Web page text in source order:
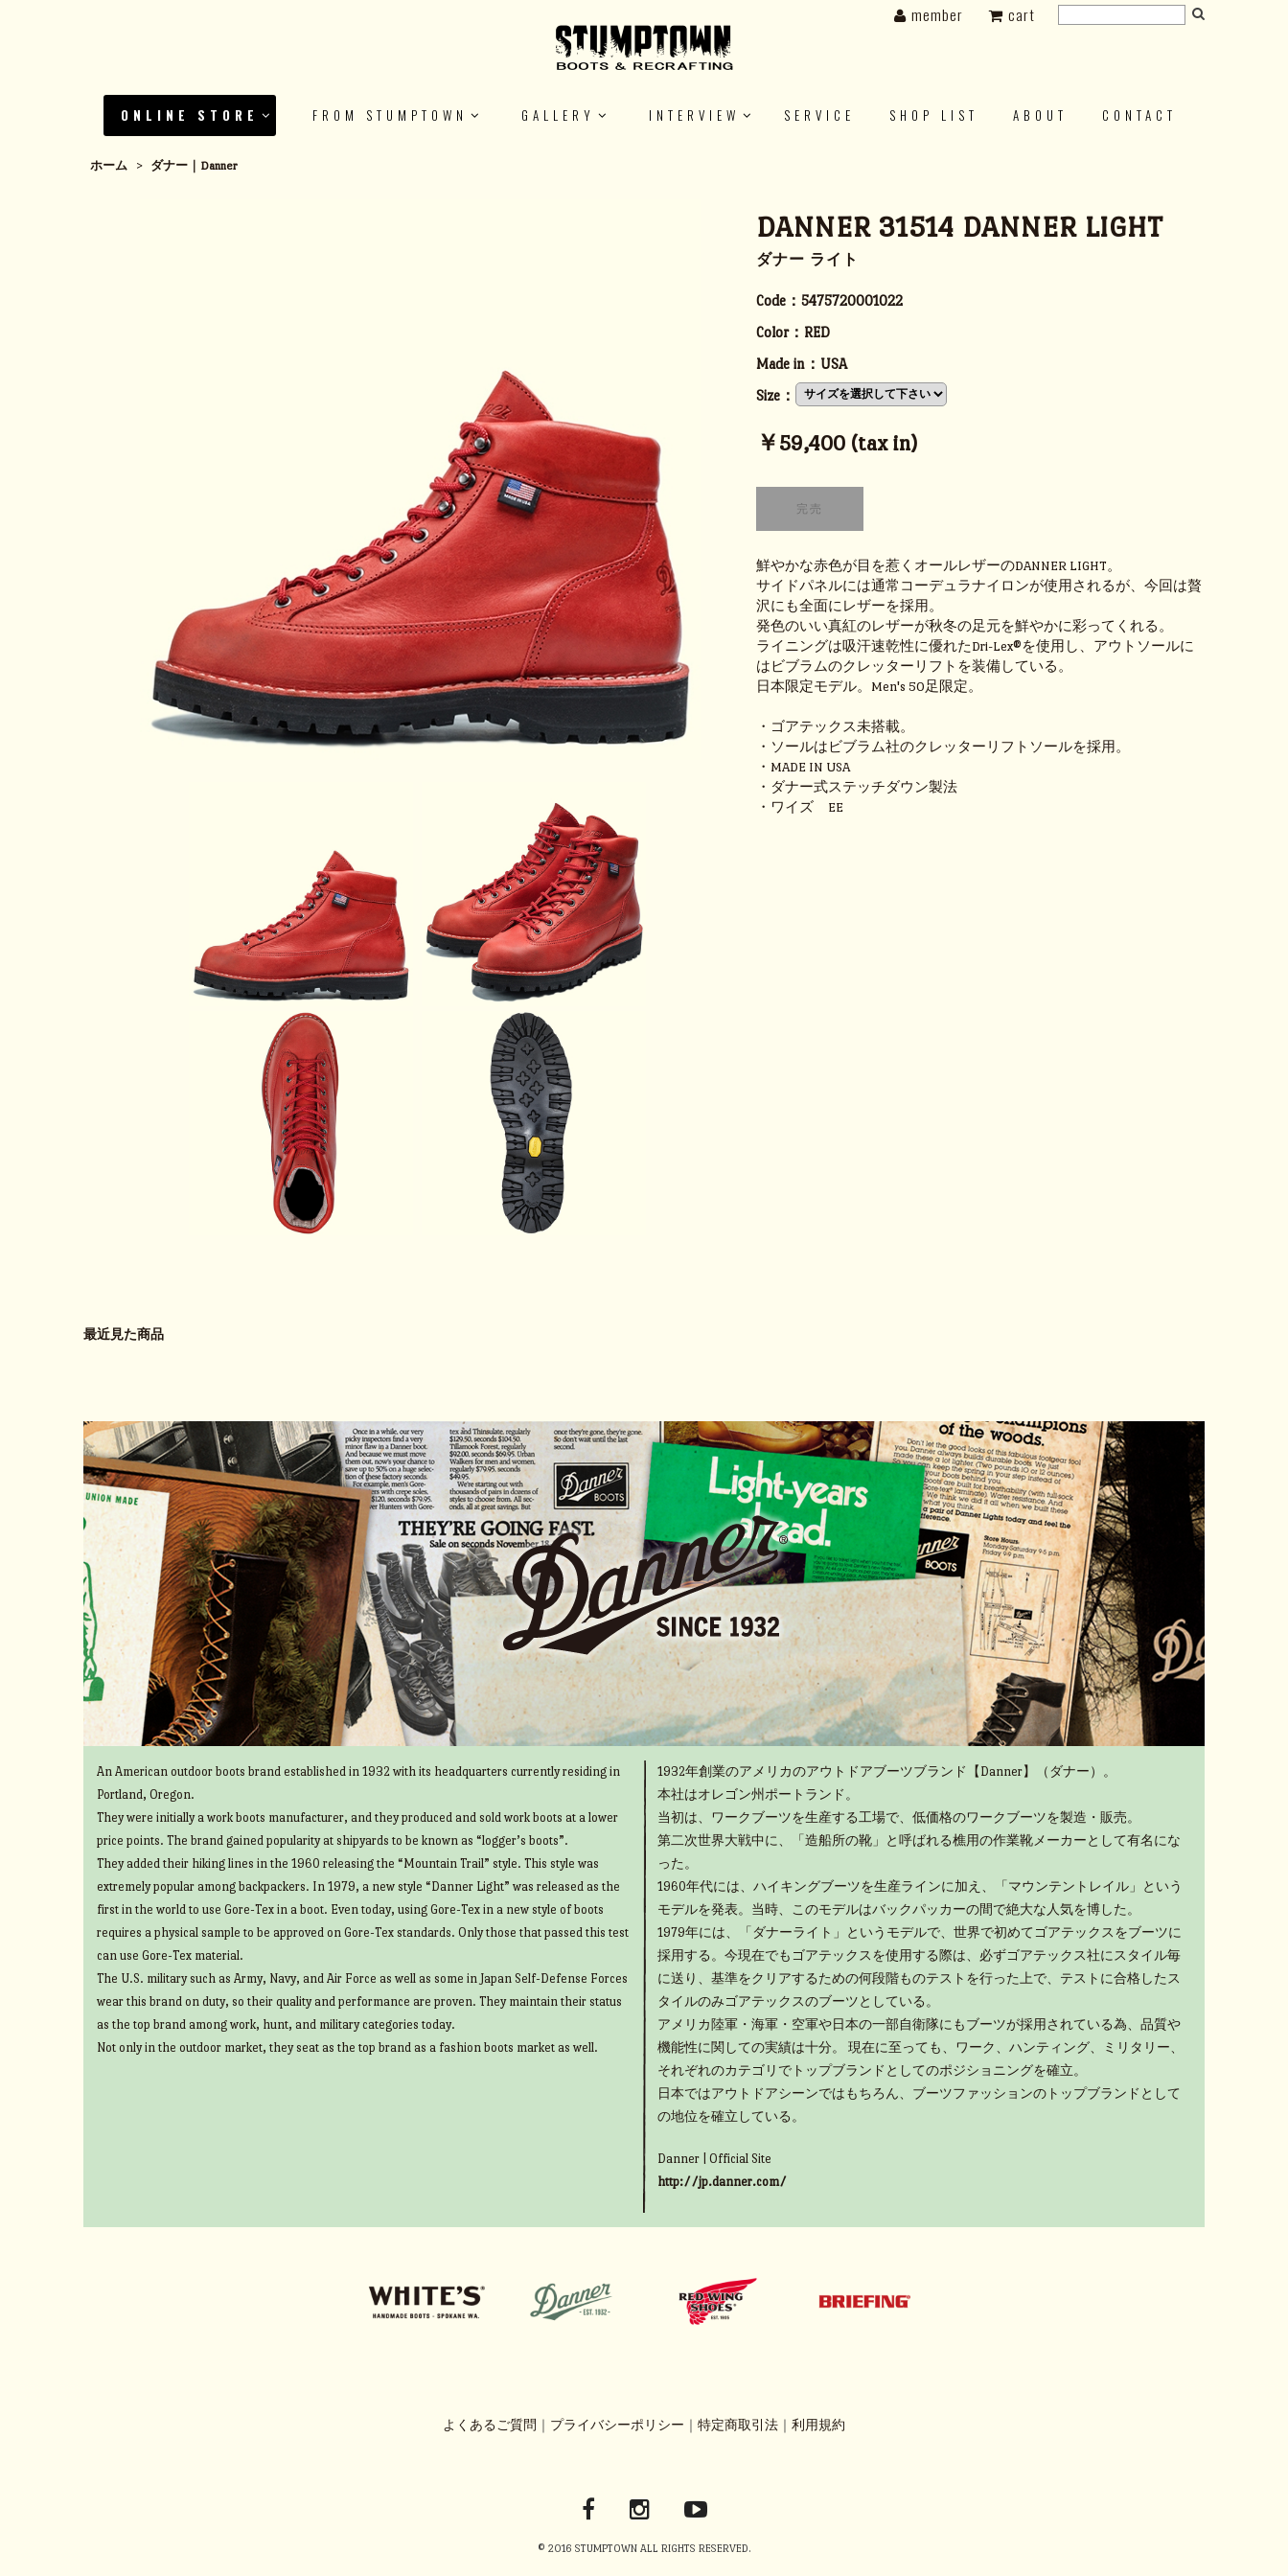
ONLINE STORE FROM STUMPTOWN GALLERY INTERVIEW SERVICE SHOP LIST ABOUT CONTACT
member cart
ホーム > ダナー｜Danner
DANNER 31514 DANNER LIGHT
ダナー ライト
Code： 5475720001022
Color： RED
Made in： USA
Size：
￥59,400 (tax in)
鮮やかな赤色が目を惹くオールレザーのDANNER LIGHT。
サイドパネルには通常コーデュラナイロンが使用されるが、今回は贅
沢にも全面にレザーを採用。
発色のいい真紅のレザーが秋冬の足元を鮮やかに彩ってくれる。
ライニングは吸汗速乾性に優れたDri-Lex®を使用し、アウトソールに
はビブラムのクレッターリフトを装備している。
日本限定モデル。Men's 50足限定。
・ゴアテックス未搭載。
・ソールはビブラム社のクレッターリフトソールを採用。
・MADE IN USA
・ダナー式ステッチダウン製法
・ワイズ EE
最近見た商品
An American outdoor boots brand established in 1932 with its headquarters currently residing in
Portland, Oregon.
They were initially a work boots manufacturer, and they produced and sold work boots at a lower
price points. The brand gained popularity at shipyards to be known as “logger’s boots”.
They added their hiking lines in the 1960 releasing the “Mountain Trail” style. This style was
extremely popular among backpackers. In 1979, a new style “Danner Light” was released as the
first in the world to use Gore-Tex in a boot. Even today, using Gore-Tex in a new style of boots
requires a physical sample to be approved on Gore-Tex standards. Only those that passed this test
can use Gore-Tex material.
The U.S. military such as Army, Navy, and Air Force as well as some in Japan Self-Defense Forces
wear this brand on duty, so their quality and performance are proven. They maintain their status
as the top brand among work, hunt, and military categories today.
Not only in the outdoor market, they seat as the top brand as a fashion boots market as well.
1932年創業のアメリカのアウトドアブーツブランド【Danner】（ダナー）。
本社はオレゴン州ポートランド。
当初は、ワークブーツを生産する工場で、低価格のワークブーツを製造・販売。
第二次世界大戦中に、「造船所の靴」と呼ばれる樵用の作業靴メーカーとして有名にな
った。
1960年代には、ハイキングブーツを生産ラインに加え、「マウンテントレイル」という
モデルを発表。当時、このモデルはバックパッカーの間で絶大な人気を博した。
1979年には、「ダナーライト」というモデルで、世界で初めてゴアテックスをブーツに
採用する。今現在でもゴアテックスを使用する際は、必ずゴアテックス社にスタイル毎
に送り、基準をクリアするための何段階ものテストを行った上で、テストに合格したス
タイルのみゴアテックスのブーツとしている。
アメリカ陸軍・海軍・空軍や日本の一部自衛隊にもブーツが採用されている為、品質や
機能性に関しての実績は十分。 現在に至っても、ワーク、ハンティング、ミリタリー、
それぞれのカテゴリでトップブランドとしてのポジショニングを確立。
日本ではアウトドアシーンではもちろん、ブーツファッションのトップブランドとして
の地位を確立している。
Danner | Official Site
http://jp.danner.com/
よくあるご質問 プライバシーポリシー 特定商取引法 利用規約
© 2016 STUMPTOWN ALL RIGHTS RESERVED.